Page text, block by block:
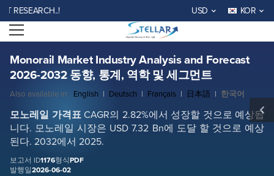
USD KOR
Open menu
Monorail Market Industry Analysis and Forecast
2026-2032 동향, 통계, 역학 및 세그먼트
Also available in: English | Deutsch | Français | 日本語 | 한국어
모노레일 가격표 CAGR의 2.82%에서 성장할 것으로 예상됩
니다. 모노레일 시장은 USD 7.32 Bn에 도달 할 것으로 예상
된다. 2032에서 2025.
보고서 ID1176형식PDF
발행일2026-06-02
Monorail Market Industry Analysis and Forecast 2026-2032 동향, 통계,
역학 및 세그먼트
보고서 ID: SMR_1176
무료 샘플 요청 지금 구매